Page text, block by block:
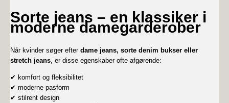
Sorte jeans – en klassiker i
moderne damegarderober
Når kvinder søger efter dame jeans, sorte denim bukser eller
stretch jeans, er disse egenskaber ofte afgørende:
✔ komfort og fleksibilitet
✔ moderne pasform
✔ stilrent design